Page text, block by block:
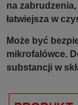
na
łatwiejsza w
Może być
mikrofalówce.
substancji w